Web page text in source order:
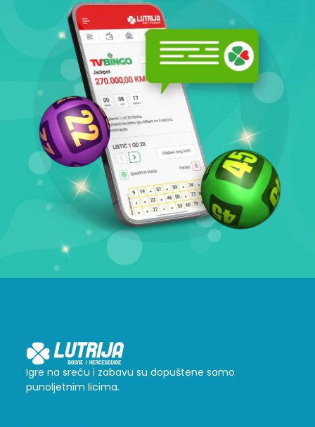
Igre na sreću i zabavu su dopuštene samo
punoljetnim licima.